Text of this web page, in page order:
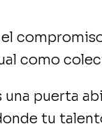
como
puerta
tu